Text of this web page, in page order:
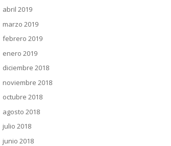
abril 2019
marzo 2019
febrero 2019
enero 2019
diciembre 2018
noviembre 2018
octubre 2018
agosto 2018
julio 2018
junio 2018